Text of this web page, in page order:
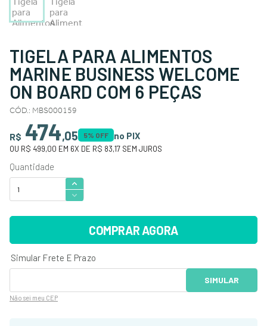
TIGELA PARA ALIMENTOS
MARINE BUSINESS WELCOME
ON BOARD COM 6 PEÇAS
CÓD.: MBS000159
R$ 474,05 5% OFF no PIX
OU R$ 499,00 EM 6X DE R$ 83,17 SEM JUROS
COMPRAR AGORA
Não sei meu CEP